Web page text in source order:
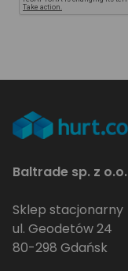
Baltrade sp. z o.o.
Sklep stacjonarny
ul. Geodetów 24
80-298 Gdańsk